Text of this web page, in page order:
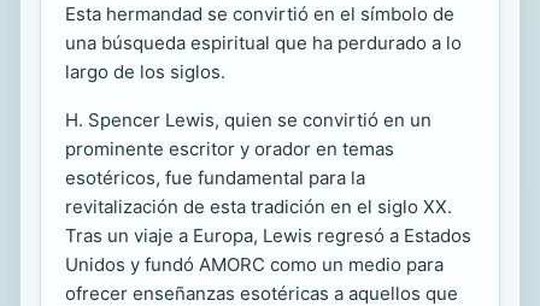
Esta hermandad se convirtió en el símbolo de
una búsqueda espiritual que ha perdurado a lo
largo de los siglos.
H. Spencer Lewis, quien se convirtió en un
prominente escritor y orador en temas
esotéricos, fue fundamental para la
revitalización de esta tradición en el siglo XX.
Tras un viaje a Europa, Lewis regresó a Estados
Unidos y fundó AMORC como un medio para
ofrecer enseñanzas esotéricas a aquellos que